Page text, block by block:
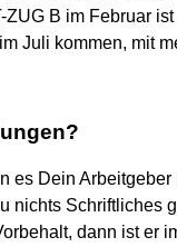
B im Februar
Juli kommen, mit
es Dein
nichts Schriftliches
dann ist er